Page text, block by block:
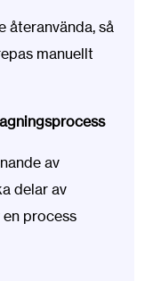
återanvända, så
manuellt
av
delar av
process